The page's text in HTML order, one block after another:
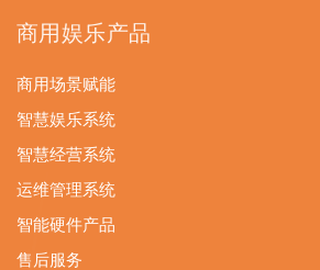
商用娱乐产品
商用场景赋能
智慧娱乐系统
智慧经营系统
运维管理系统
智能硬件产品
售后服务